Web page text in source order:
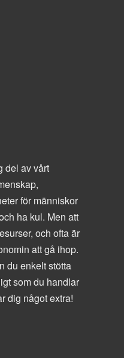
del av vårt
för människor
ha kul. Men att
och ofta är
att gå ihop.
du enkelt stötta
som du handlar
dig något extra!